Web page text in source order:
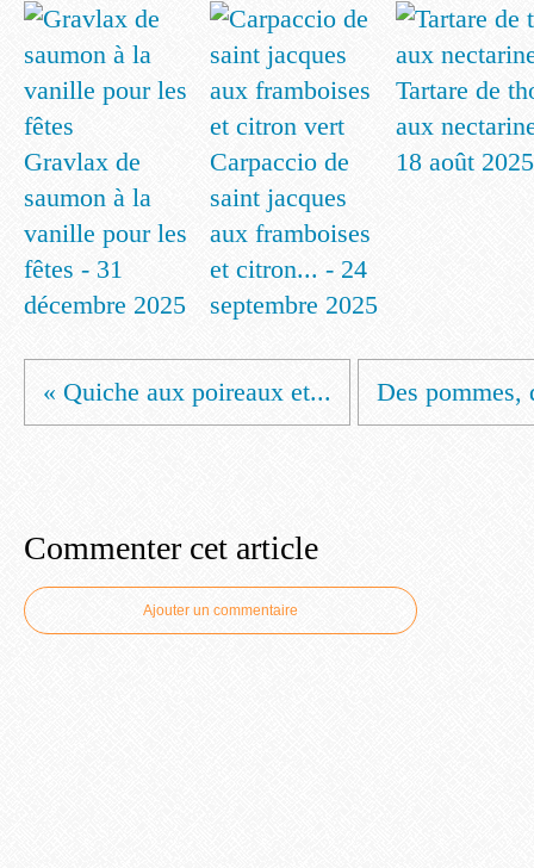
Gravlax de
saumon à la
vanille pour les
fêtes - 31
décembre 2025
Carpaccio de
saint jacques
aux framboises
et citron... - 24
septembre 2025
Tartare de
aux
18 août 2025
« Quiche aux poireaux et... Des pommes,
Commenter cet article
Ajouter un commentaire